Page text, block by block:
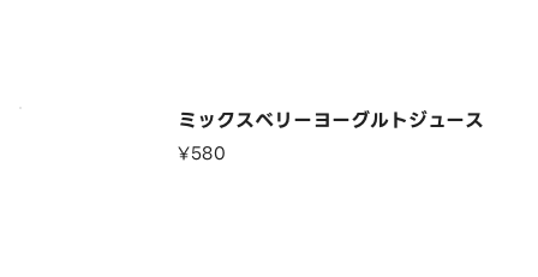
ミックスベリーヨーグルトジュース
¥580